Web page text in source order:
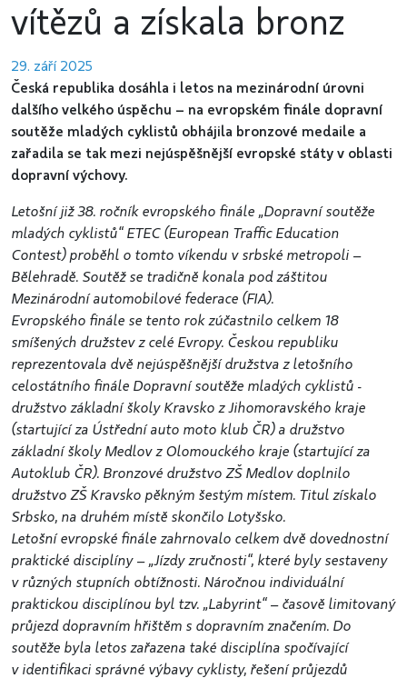
vítězů a získala bronz
29. září 2025
Česká republika dosáhla i letos na mezinárodní úrovni
dalšího velkého úspěchu – na evropském finále dopravní
soutěže mladých cyklistů obhájila bronzové medaile a
zařadila se tak mezi nejúspěšnější evropské státy v oblasti
dopravní výchovy.
Letošní již 38. ročník evropského finále „Dopravní soutěže
mladých cyklistů“ ETEC (European Traffic Education
Contest) proběhl o tomto víkendu v srbské metropoli –
Bělehradě. Soutěž se tradičně konala pod záštitou
Mezinárodní automobilové federace (FIA).
Evropského finále se tento rok zúčastnilo celkem 18
smíšených družstev z celé Evropy. Českou republiku
reprezentovala dvě nejúspěšnější družstva z letošního
celostátního finále Dopravní soutěže mladých cyklistů -
družstvo základní školy Kravsko z Jihomoravského kraje
(startující za Ústřední auto moto klub ČR) a družstvo
základní školy Medlov z Olomouckého kraje (startující za
Autoklub ČR). Bronzové družstvo ZŠ Medlov doplnilo
družstvo ZŠ Kravsko pěkným šestým místem. Titul získalo
Srbsko, na druhém místě skončilo Lotyšsko.
Letošní evropské finále zahrnovalo celkem dvě dovednostní
praktické disciplíny – „Jízdy zručnosti“, které byly sestaveny
v různých stupních obtížnosti. Náročnou individuální
praktickou disciplínou byl tzv. „Labyrint“ – časově limitovaný
průjezd dopravním hřištěm s dopravním značením. Do
soutěže byla letos zařazena také disciplína spočívající
v identifikaci správné výbavy cyklisty, řešení průjezdů